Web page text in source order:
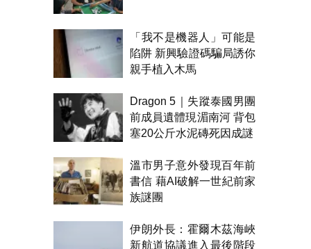
「我不是機器人」可能是
陷阱 新興驗證碼騙局誘你
親手植入木馬
Dragon 5｜失蹤泰國男團
前成員遺體現湄南河 背包
塞20公斤水泥磚死因成謎
溫市男子意外發現百年前
書信 藉AI破解一世紀前家
族謎團
伊朗外長：霍爾木茲海峽
新航道協議進入最後階段